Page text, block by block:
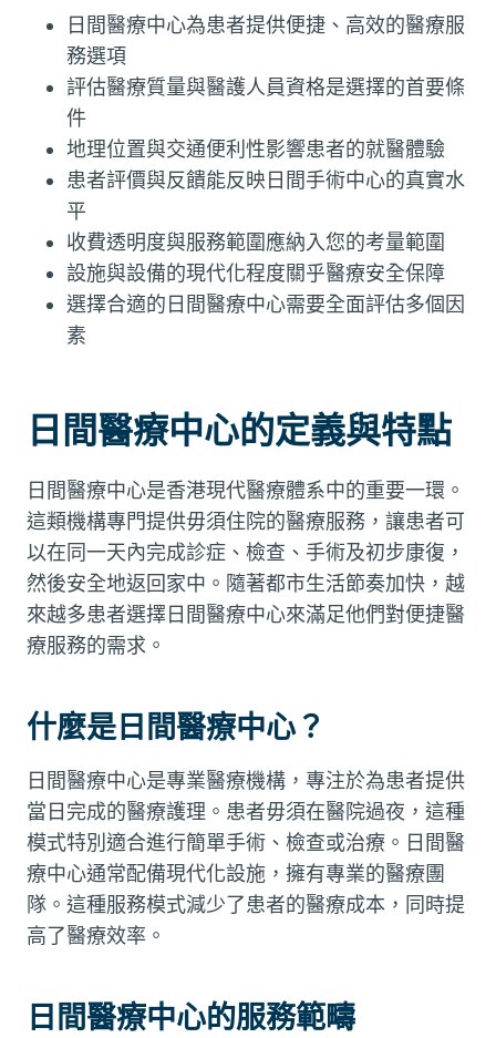
日間醫療中心為患者提供便捷、高效的醫療服
務選項
評估醫療質量與醫護人員資格是選擇的首要條
件
地理位置與交通便利性影響患者的就醫體驗
患者評價與反饋能反映日間手術中心的真實水
平
收費透明度與服務範圍應納入您的考量範圍
設施與設備的現代化程度關乎醫療安全保障
選擇合適的日間醫療中心需要全面評估多個因
素
日間醫療中心的定義與特點
日間醫療中心是香港現代醫療體系中的重要一環。
這類機構專門提供毋須住院的醫療服務，讓患者可
以在同一天內完成診症、檢查、手術及初步康復，
然後安全地返回家中。隨著都市生活節奏加快，越
來越多患者選擇日間醫療中心來滿足他們對便捷醫
療服務的需求。
什麼是日間醫療中心？
日間醫療中心是專業醫療機構，專注於為患者提供
當日完成的醫療護理。患者毋須在醫院過夜，這種
模式特別適合進行簡單手術、檢查或治療。日間醫
療中心通常配備現代化設施，擁有專業的醫療團
隊。這種服務模式減少了患者的醫療成本，同時提
高了醫療效率。
日間醫療中心的服務範疇